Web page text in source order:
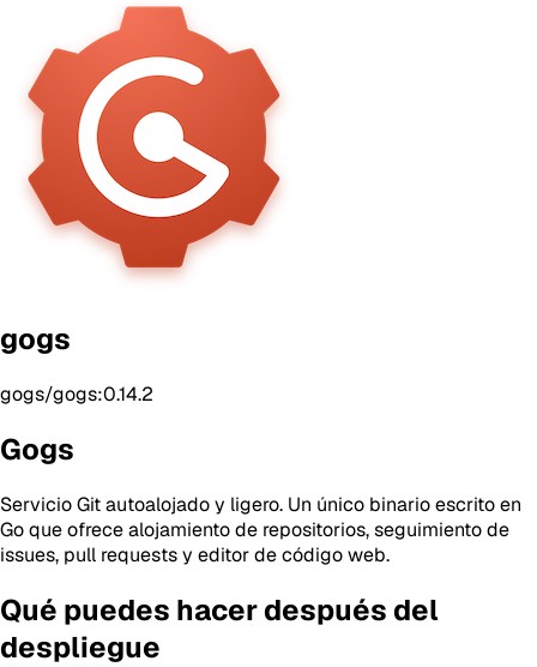
gogs
gogs/gogs:0.14.2
Gogs
Servicio Git autoalojado y ligero. Un único binario escrito en
Go que ofrece alojamiento de repositorios, seguimiento de
issues, pull requests y editor de código web.
Qué puedes hacer después del
despliegue